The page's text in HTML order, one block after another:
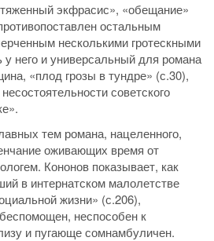
экфрасис», «обещание»
остальным
несколькими гротескными
него и универсальный для романа
«плод грозы в тундре» (с.30),
советского
тем романа, нацеленного,
оживающих время от
Кононов показывает, как
в интернатском малолетстве
жизни» (с.206),
неспособен к
и пугающе сомнамбуличен.